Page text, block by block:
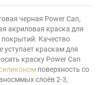
черная Power Can,
акриловая краска для
Качество
уступает краскам для
краску Power Can
поверхность со
слоёв 2-3,